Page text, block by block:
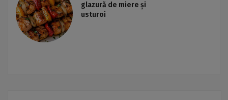
glazură de miere și
usturoi